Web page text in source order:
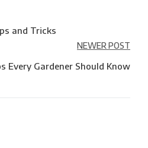
and Tricks
NEWER POST
Every Gardener Should Know